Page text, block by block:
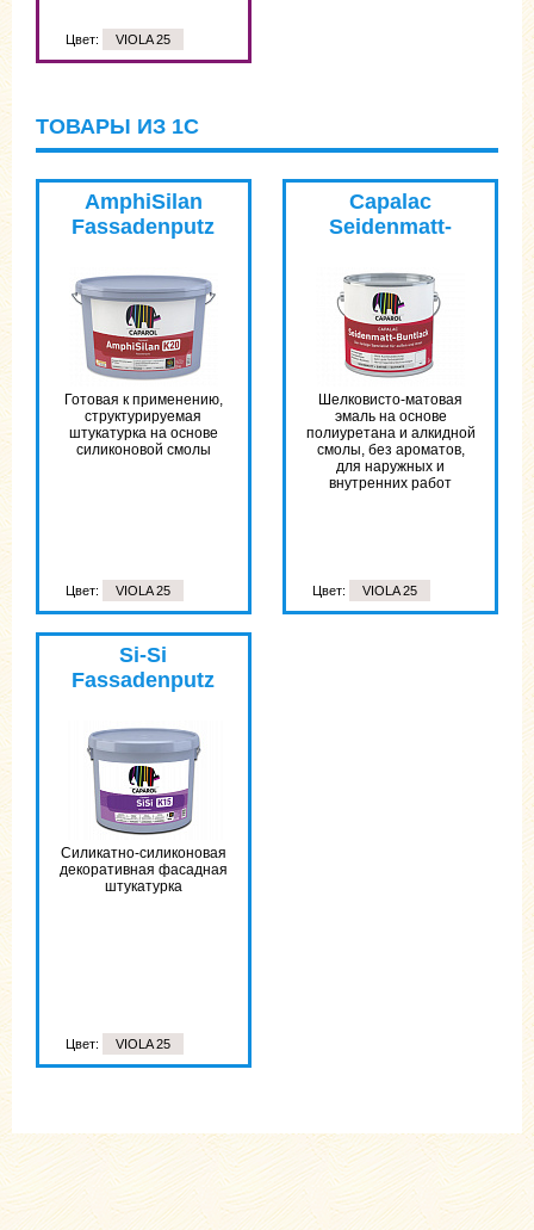
Цвет: VIOLA 25
ТОВАРЫ ИЗ 1С
AmphiSilan
Fassadenputz
Готовая к применению,
структурируемая
штукатурка на основе
силиконовой смолы
Цвет: VIOLA 25
Capalac
Seidenmatt-
Шелковисто-матовая
эмаль на основе
полиуретана и алкидной
смолы, без ароматов,
для наружных и
внутренних работ
Цвет: VIOLA 25
Si-Si
Fassadenputz
Силикатно-силиконовая
декоративная фасадная
штукатурка
Цвет: VIOLA 25
Цвет: VIOLA 25